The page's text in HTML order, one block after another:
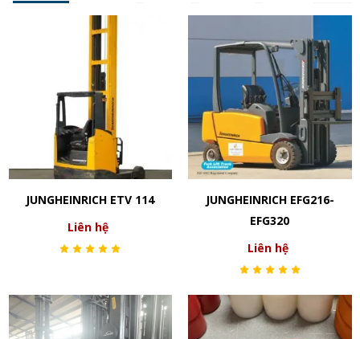
JUNGHEINRICH ETV 114
Liên hệ
JUNGHEINRICH EFG216-
EFG320
Liên hệ